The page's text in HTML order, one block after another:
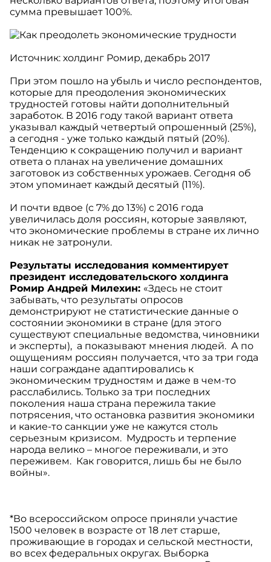
сумма превышает 100%.
Источник: холдинг Ромир, декабрь 2017
При этом пошло на убыль и число респондентов,
которые для преодоления экономических
трудностей готовы найти дополнительный
заработок. В 2016 году такой вариант ответа
указывал каждый четвертый опрошенный (25%),
а сегодня - уже только каждый пятый (20%).
Тенденцию к сокращению получил и вариант
ответа о планах на увеличение домашних
заготовок из собственных урожаев. Сегодня об
этом упоминает каждый десятый (11%).
И почти вдвое (с 7% до 13%) с 2016 года
увеличилась доля россиян, которые заявляют,
что экономические проблемы в стране их лично
никак не затронули.
Результаты исследования комментирует
президент исследовательского холдинга
Ромир Андрей Милехин: «Здесь не стоит
забывать, что результаты опросов
демонстрируют не статистические данные о
состоянии экономики в стране (для этого
существуют специальные ведомства, чиновники
и эксперты), а показывают мнения людей. А по
ощущениям россиян получается, что за три года
наши сограждане адаптировались к
экономическим трудностям и даже в чем-то
расслабились. Только за три последних
поколения наша страна пережила такие
потрясения, что остановка развития экономики
и какие-то санкции уже не кажутся столь
серьезным кризисом. Мудрость и терпение
народа велико – многое переживали, и это
переживем. Как говорится, лишь бы не было
войны».
*Во всероссийском опросе приняли участие
1500 человек в возрасте от 18 лет старше,
проживающие в городах и сельской местности,
во всех федеральных округах. Выборка